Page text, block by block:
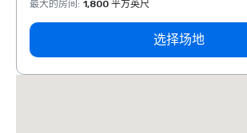
最大的房间 : 1,800 平方英尺
选择场地